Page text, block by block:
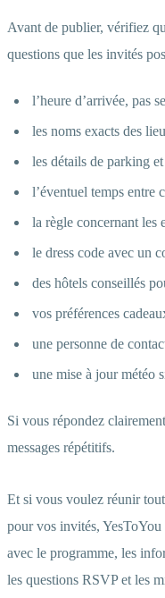
Avant de publier, vérifiez
questions que les invités
l’heure d’arrivée, pas
les noms exacts des
les détails de parking
l’éventuel temps entre
la règle concernant les
le dress code avec un
des hôtels conseillés
vos préférences
une personne de
une mise à jour météo
Si vous répondez
messages répétitifs.
Et si vous voulez réunir
pour vos invités,
avec le programme, les
les questions RSVP et les